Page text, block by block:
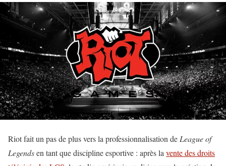
Riot fait un pas de plus vers la professionnalisation de League of
Legendsen tant que discipline esportive : après la vente des droits